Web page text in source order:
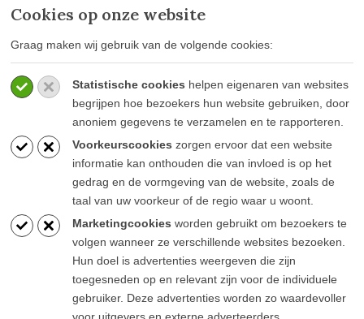
Cookies op onze website
Graag maken wij gebruik van de volgende cookies:
Statistische cookies helpen eigenaren van websites
begrijpen hoe bezoekers hun website gebruiken, door
anoniem gegevens te verzamelen en te rapporteren.
Voorkeurscookies zorgen ervoor dat een website
informatie kan onthouden die van invloed is op het
gedrag en de vormgeving van de website, zoals de
taal van uw voorkeur of de regio waar u woont.
Marketingcookies worden gebruikt om bezoekers te
volgen wanneer ze verschillende websites bezoeken.
Hun doel is advertenties weergeven die zijn
toegesneden op en relevant zijn voor de individuele
gebruiker. Deze advertenties worden zo waardevoller
voor uitgevers en externe adverteerders.
Retourbeleid
BETAALWIJZEN
BLIJF OP DE HOOGTE